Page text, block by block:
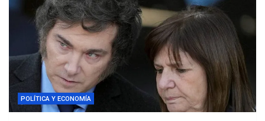
POLÍTICA Y ECONOMÍA